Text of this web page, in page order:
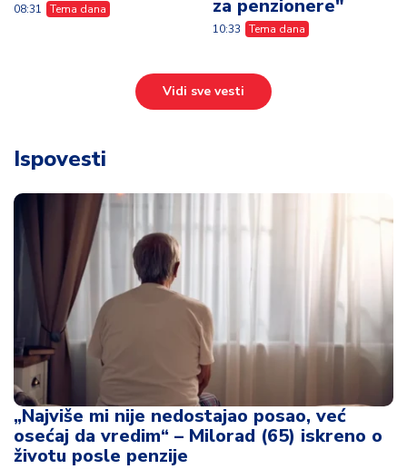
08:31 Tema dana za penzionere"
10:33 Tema dana
Vidi sve vesti
Ispovesti
„Najviše mi nije nedostajao posao, već
osećaj da vredim“ – Milorad (65) iskreno o
životu posle penzije